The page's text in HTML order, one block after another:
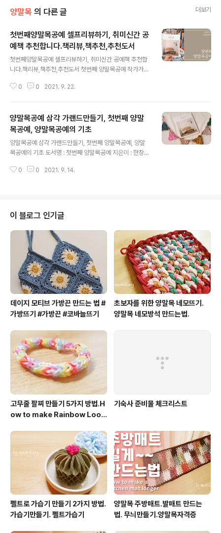
양말목 의 다른 글 더보기
첫번째양말목공예 셀프리뷰하기, 취미신간 공
예책 추천합니다.책리뷰,책추천,추천도서
첫번째양말목공예 셀프리뷰하기, 취미신간 공예책 추천합
니다.책리뷰,책추천,추천도서 첫번째 양말목공예 작가가
링 공예~ 바로바로~~~ 양말목공예입니다. 이번에 책이 출
이 궁금하시다면 아래의 링크에서 할인된 가격에 만나 보
실 수 있습니다. ----------------------------------
- 도서명:첫번째 양말목공예 지은이:한창숙(방과후공예협
회) 출판사:책밥 -예스24 http://www.yes24.com/Pro
tp://kyobo.link/pt0a -알라딘 http://..
0 0 2021. 9. 22.
양말목공예 삼각 가랜드만들기, 첫번째 양말
목공예, 양말목공예의 기초
양말목공예 삼각 가랜드만들기, 첫번째 양말목공예, 양말
목공예의 기초 도서명 : 첫번째 양말목공예 지은이 : 한창숙
es24.com/Product/Goods/103401926 ​ -교보문고
aladin.co.kr/shop/wproduct.aspx?ISBN=K51273
4888&start=pnaver_02 ​ -인터파크 http://book.int
erpark.com/product/BookDisplay.do?_method
0 0 2021. 9. 14.
이 블로그 인기글
데이지 모티브 가방끈 만드는 법 #
가방뜨기 #가방끈 #코바늘뜨기
초보자를 위한 양말목 네모뜨기.
양말목 네모방석 만드는법.
고무줄 팔찌 만들기 5가지 방법.H
ow to make Rainbow Loo
and.
기숙사 준비물 체크리스트
펠트로 가습기 만들기 2가지 방법.
가습기만들기. 펠트가습기
양말목 주방매트.발매트 만드는
법. 무늬만들기.양말목자격증